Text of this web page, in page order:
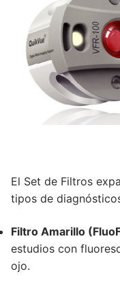
El Set de Filtros
tipos de
Filtro Amarillo
estudios con
ojo.